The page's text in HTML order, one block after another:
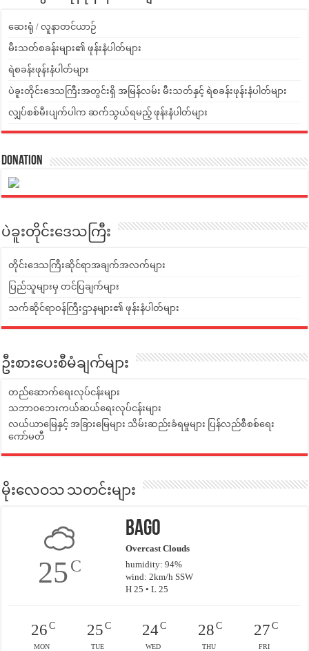
ဆေးရုံ / လူနာတင်ယာဉ်
မီးသတ်စခန်းများ၏ ဖုန်းနံပါတ်များ
ရဲစခန်းဖုန်းနံပါတ်များ
ပဲခူးတိုင်းဒေသကြီးအတွင်းရှိ အမြန်လမ်း မီးသတ်နှင့် ရဲစခန်းဖုန်းနံပါတ်များ
လျှပ်စစ်မီးပျက်ပါက ဆက်သွယ်ရမည့် ဖုန်းနံပါတ်များ
Donation
ပဲခူးတိုင်းဒေသကြီး
တိုင်းဒေသကြီးဆိုင်ရာအချက်အလက်များ
ပြည်သူများမှ တင်ပြချက်များ
သက်ဆိုင်ရာဝန်ကြီးဌာနများ၏ ဖုန်းနံပါတ်များ
ဦးစားပေးစီမံချက်များ
တည်ဆောက်ရေးလုပ်ငန်းများ
သဘာဝဘေးကယ်ဆယ်ရေးလုပ်ငန်းများ
လယ်ယာမြေနှင့် အခြားမြေများ သိမ်းဆည်းခံရမှုများ ပြန်လည်စီစစ်ရေး
ကော်မတီ
မိုးလေဝသ သတင်းများ
25C
Bago
Overcast Clouds
humidity: 94%
wind: 2km/h SSW
H 25 • L 25
26C
MON
25C
TUE
24C
WED
28C
THU
27C
FRI